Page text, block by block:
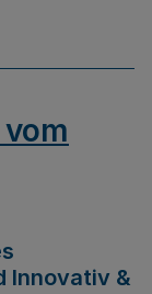
vom
Innovativ &